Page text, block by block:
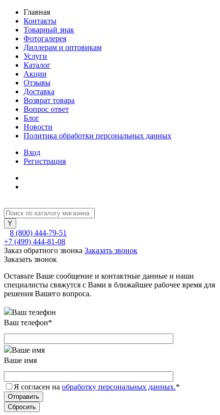
Главная
Контакты
Товарный знак
Фотогалерея
Диллерам и оптовикам
Услуги
Каталог
Акции
Отзывы
Доставка
Возврат товара
Вопрос ответ
Блог
Новости
Политика обработки персональных данных
Вход
Регистрация
8 (800) 444-79-51
+7 (499) 444-81-08
Заказ обратного звонка Заказать звонок
Заказать звонок
Оставьте Ваше сообщение и контактные данные и наши
специалисты свяжутся с Вами в ближайшее рабочее время для
решения Вашего вопроса.
Ваш телефон*
Ваше имя
Я согласен на обработку персональных данных.*